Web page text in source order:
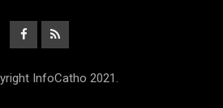
InfoCatho 2021.